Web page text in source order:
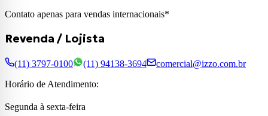
Contato apenas para vendas internacionais*
Revenda / Lojista
(11) 3797-0100 (11) 94138-3694
comercial@izzo.com.br
Horário de Atendimento:
Segunda à sexta-feira